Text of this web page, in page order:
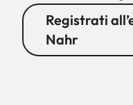
Registrati
Nahr